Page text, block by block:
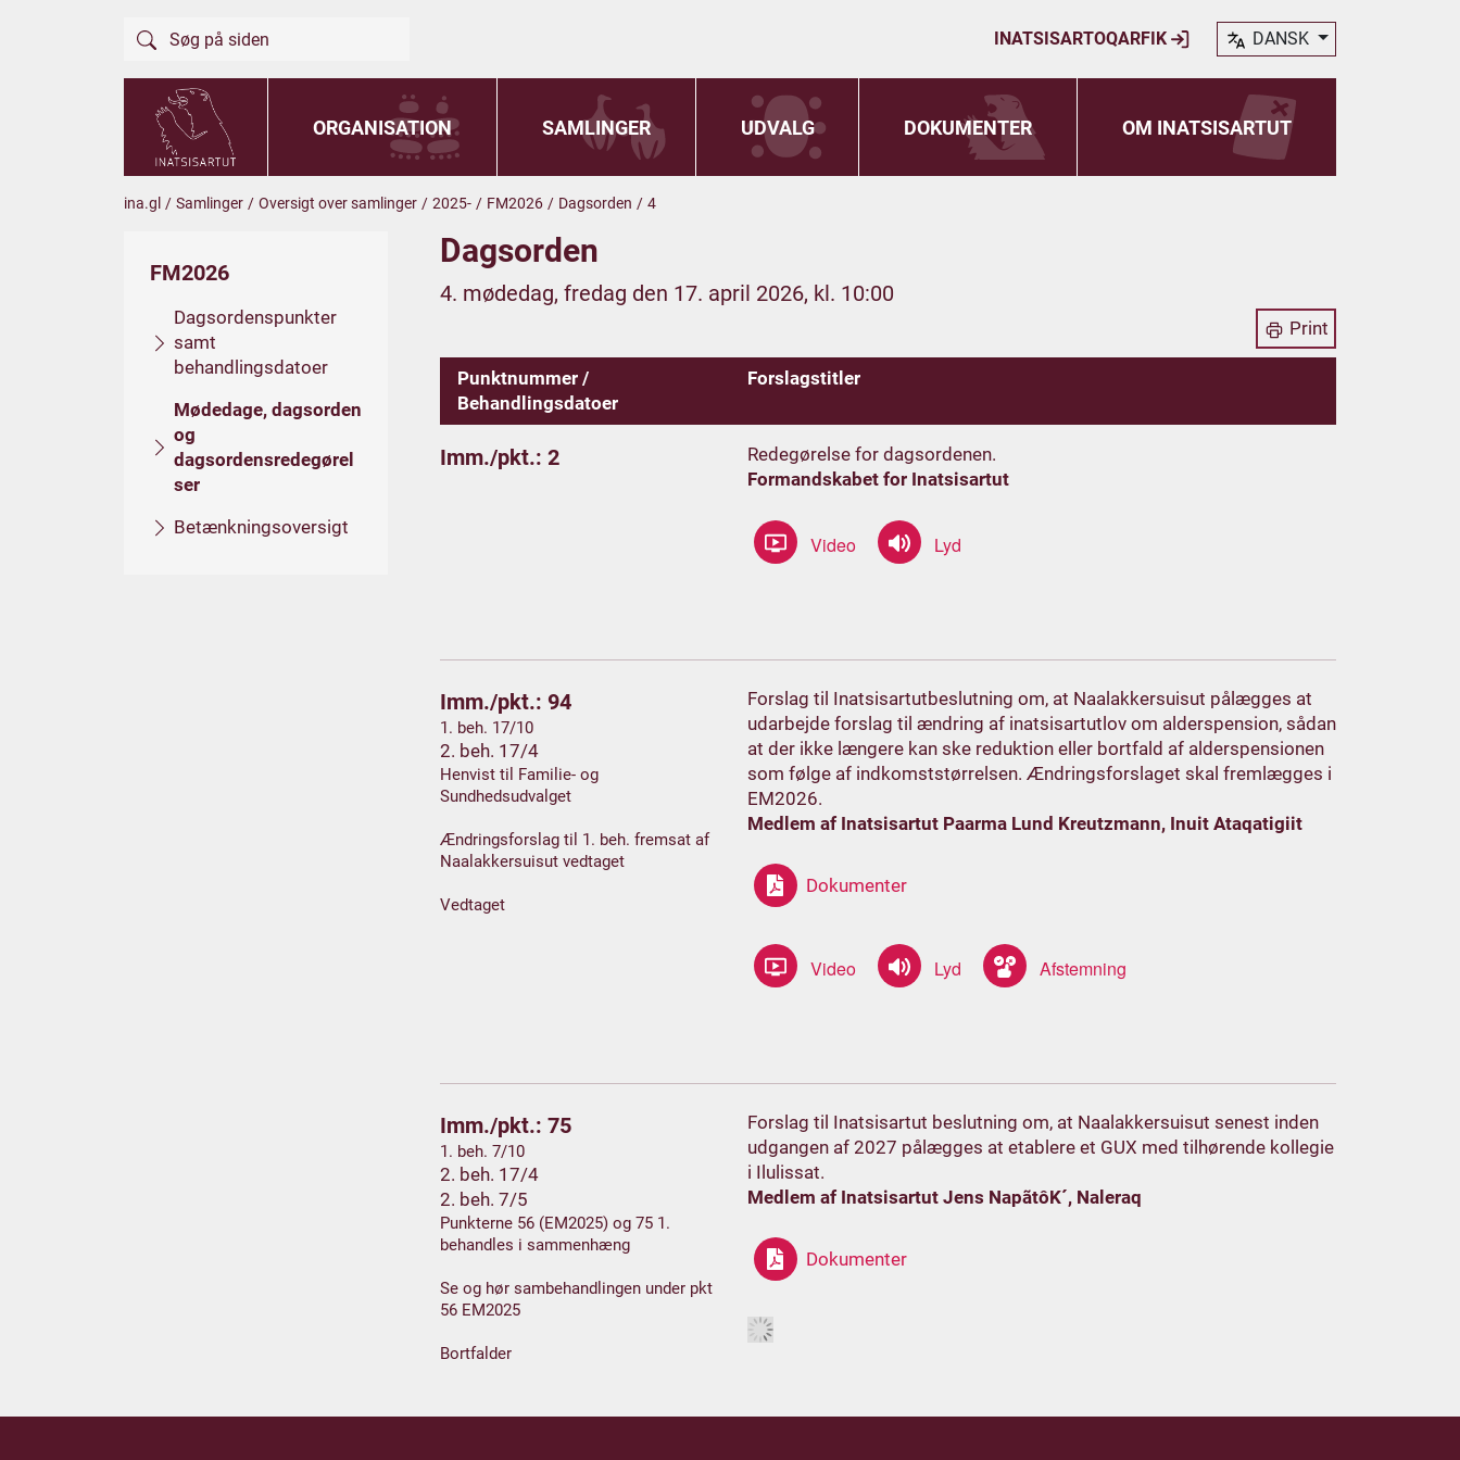
INATSISARTOQARFIK DANSK
ORGANISATION SAMLINGER UDVALG DOKUMENTER OM INATSISARTUT
ina.gl / Samlinger / Oversigt over samlinger / 2025- / FM2026 / Dagsorden / 4
FM2026
Dagsordenspunkter
samt
behandlingsdatoer
Mødedage, dagsorden
og
dagsordensredegørel
ser
Betænkningsoversigt
Dagsorden
4. mødedag, fredag den 17. april 2026, kl. 10:00
Print
Punktnummer /
Behandlingsdatoer
Forslagstitler
Imm./pkt.: 2
Redegørelse for dagsordenen.
Formandskabet for Inatsisartut
Imm./pkt.: 94
1. beh. 17/10
2. beh. 17/4
Henvist til Familie- og
Sundhedsudvalget
Ændringsforslag til 1. beh. fremsat af
Naalakkersuisut vedtaget
Vedtaget
Forslag til Inatsisartutbeslutning om, at Naalakkersuisut pålægges at
udarbejde forslag til ændring af inatsisartutlov om alderspension, sådan
at der ikke længere kan ske reduktion eller bortfald af alderspensionen
som følge af indkomststørrelsen. Ændringsforslaget skal fremlægges i
EM2026.
Medlem af Inatsisartut Paarma Lund Kreutzmann, Inuit Ataqatigiit
Dokumenter
Imm./pkt.: 75
1. beh. 7/10
2. beh. 17/4
2. beh. 7/5
Punkterne 56 (EM2025) og 75 1.
behandles i sammenhæng
Se og hør sambehandlingen under pkt
56 EM2025
Bortfalder
Forslag til Inatsisartut beslutning om, at Naalakkersuisut senest inden
udgangen af 2027 pålægges at etablere et GUX med tilhørende kollegie
i Ilulissat.
Medlem af Inatsisartut Jens NapãtôK´, Naleraq
Dokumenter